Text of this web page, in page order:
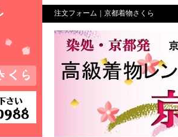
注文フォーム｜京都着物さくら